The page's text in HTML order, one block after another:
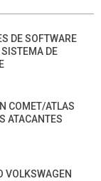
DE SOFTWARE
SISTEMA DE
COMET/ATLAS
ATACANTES
VOLKSWAGEN